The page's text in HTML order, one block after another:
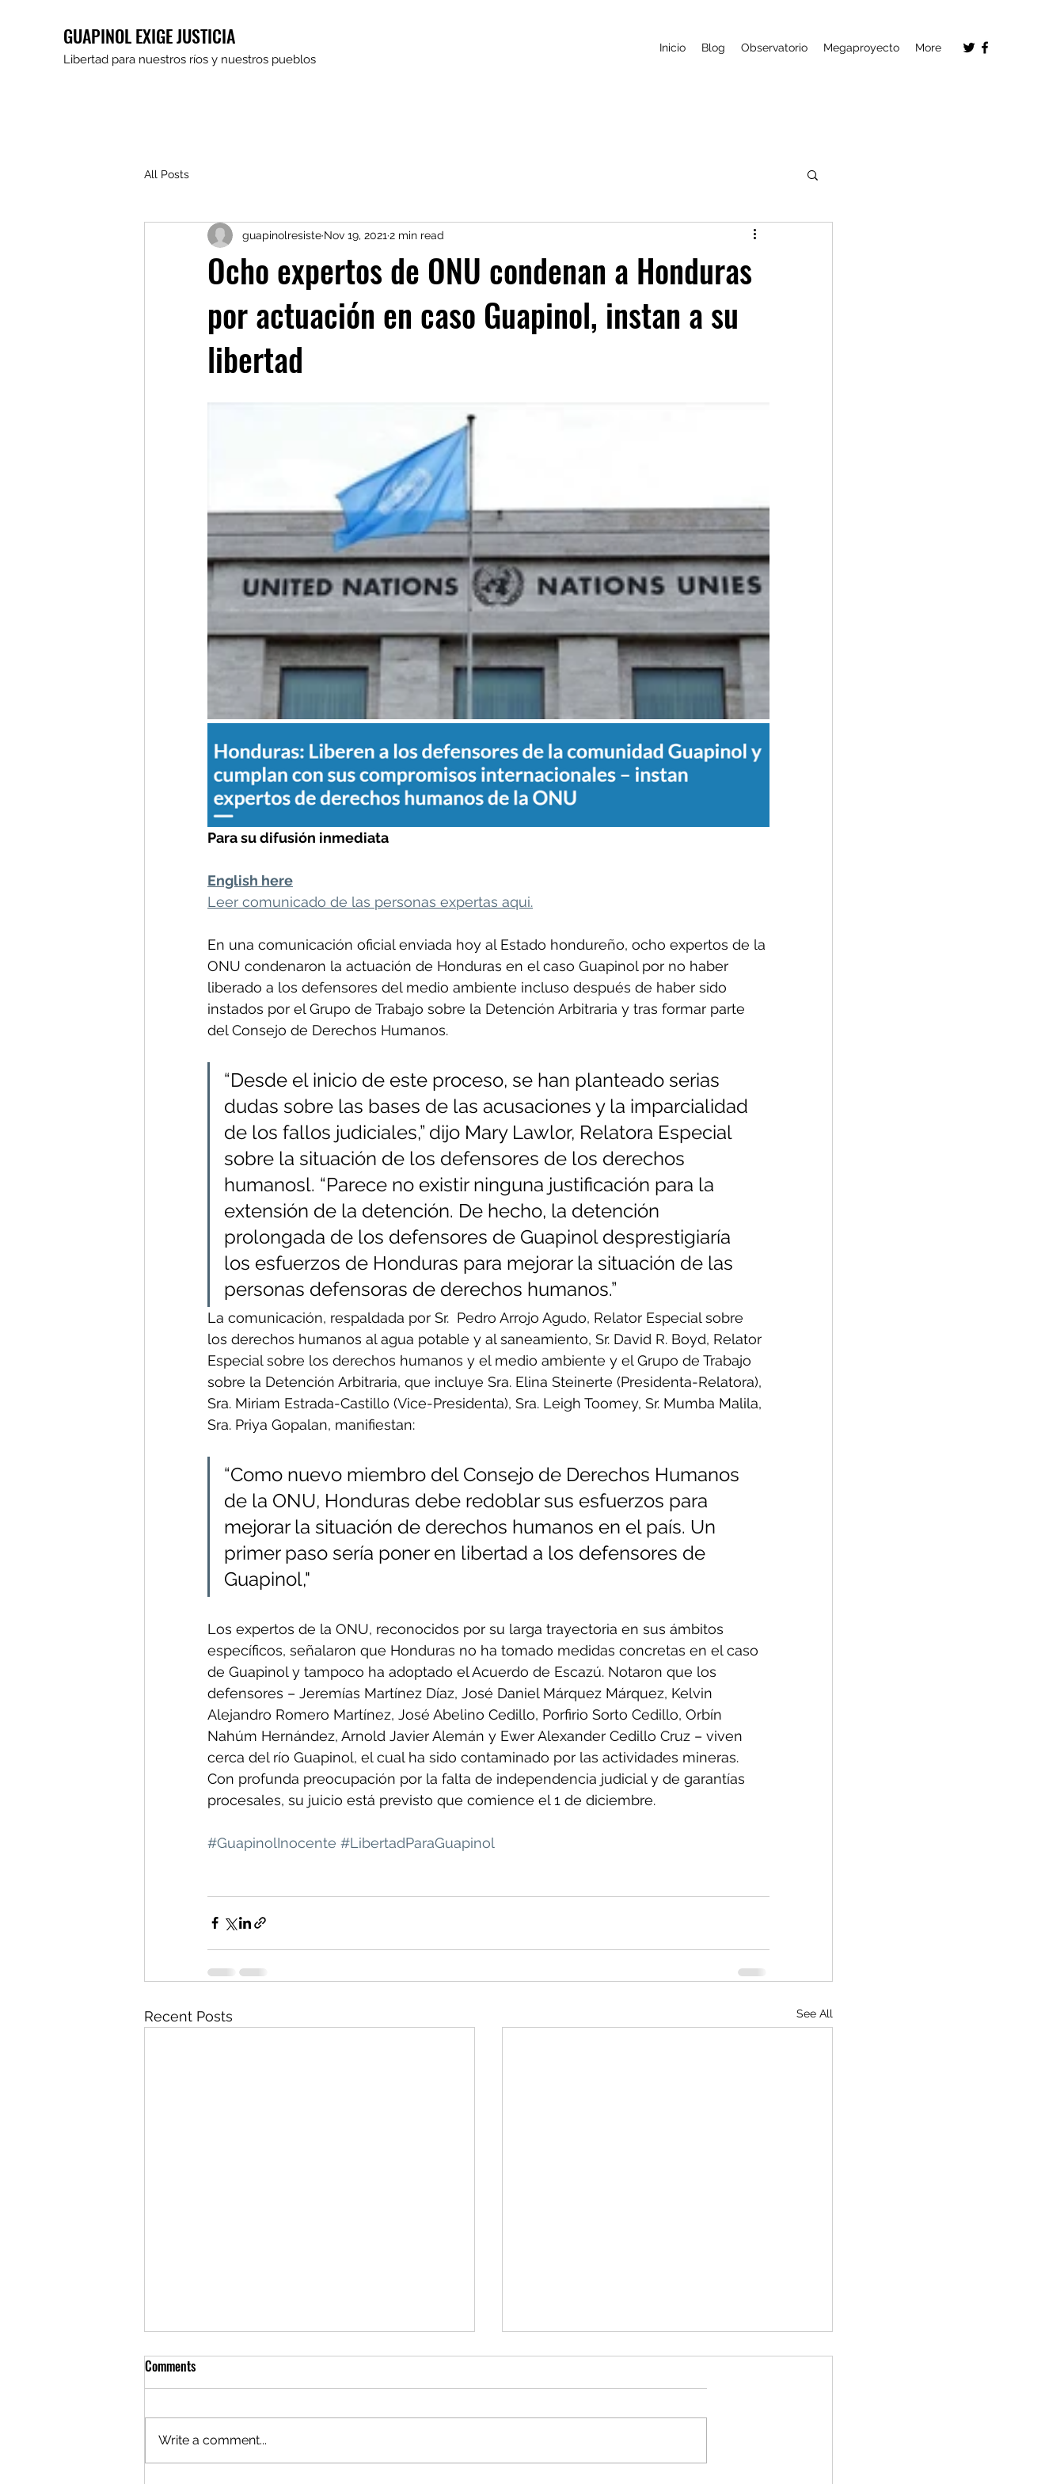
GUAPINOL EXIGE JUSTICIA
Libertad para nuestros ríos y nuestros pueblos
Inicio Blog Observatorio Megaproyecto More
All Posts
Ocho expertos de ONU condenan a Honduras
por actuación en caso Guapinol, instan a su
libertad
guapinolresiste Nov 19, 2021 2 min read
Para su difusión inmediata
English here
Leer comunicado de las personas expertas aqui.
En una comunicación oficial enviada hoy al Estado hondureño, ocho expertos de la
ONU condenaron la actuación de Honduras en el caso Guapinol por no haber
liberado a los defensores del medio ambiente incluso después de haber sido
instados por el Grupo de Trabajo sobre la Detención Arbitraria y tras formar parte
del Consejo de Derechos Humanos.
“Desde el inicio de este proceso, se han planteado serias
dudas sobre las bases de las acusaciones y la imparcialidad
de los fallos judiciales,” dijo Mary Lawlor, Relatora Especial
sobre la situación de los defensores de los derechos
humanosl. “Parece no existir ninguna justificación para la
extensión de la detención. De hecho, la detención
prolongada de los defensores de Guapinol desprestigiaría
los esfuerzos de Honduras para mejorar la situación de las
personas defensoras de derechos humanos.”
La comunicación, respaldada por Sr.  Pedro Arrojo Agudo, Relator Especial sobre
los derechos humanos al agua potable y al saneamiento, Sr. David R. Boyd, Relator
Especial sobre los derechos humanos y el medio ambiente y el Grupo de Trabajo
sobre la Detención Arbitraria, que incluye Sra. Elina Steinerte (Presidenta-Relatora),
Sra. Miriam Estrada-Castillo (Vice-Presidenta), Sra. Leigh Toomey, Sr. Mumba Malila,
Sra. Priya Gopalan, manifiestan:
“Como nuevo miembro del Consejo de Derechos Humanos
de la ONU, Honduras debe redoblar sus esfuerzos para
mejorar la situación de derechos humanos en el país. Un
primer paso sería poner en libertad a los defensores de
Guapinol,"
Los expertos de la ONU, reconocidos por su larga trayectoria en sus ámbitos
específicos, señalaron que Honduras no ha tomado medidas concretas en el caso
de Guapinol y tampoco ha adoptado el Acuerdo de Escazú. Notaron que los
defensores – Jeremías Martínez Díaz, José Daniel Márquez Márquez, Kelvin
Alejandro Romero Martínez, José Abelino Cedillo, Porfirio Sorto Cedillo, Orbín
Nahúm Hernández, Arnold Javier Alemán y Ewer Alexander Cedillo Cruz – viven
cerca del río Guapinol, el cual ha sido contaminado por las actividades mineras.
Con profunda preocupación por la falta de independencia judicial y de garantías
procesales, su juicio está previsto que comience el 1 de diciembre.
#GuapinolInocente #LibertadParaGuapinol
Recent Posts See All
Comments
Write a comment...